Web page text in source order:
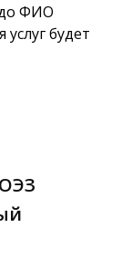
до ФИО
будет